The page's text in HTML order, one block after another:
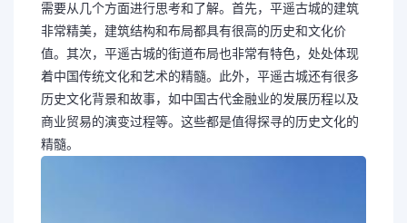
需要从几个方面进行思考和了解。首先，平遥古城的建筑
非常精美，建筑结构和布局都具有很高的历史和文化价
值。其次，平遥古城的街道布局也非常有特色，处处体现
着中国传统文化和艺术的精髓。此外，平遥古城还有很多
历史文化背景和故事，如中国古代金融业的发展历程以及
商业贸易的演变过程等。这些都是值得探寻的历史文化的
精髓。